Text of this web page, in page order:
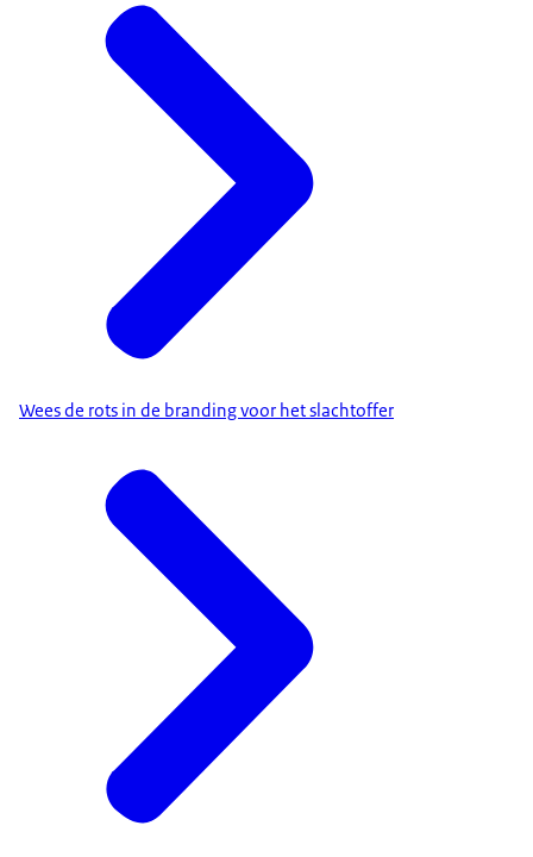
Wees de rots in de branding voor het slachtoffer